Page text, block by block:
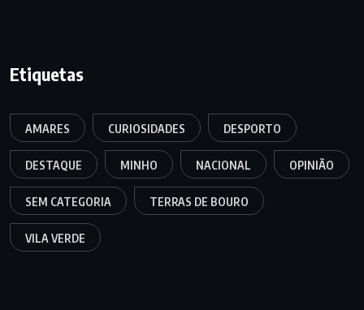
Etiquetas
AMARES CURIOSIDADES DESPORTO
DESTAQUE MINHO NACIONAL OPINIÃO
SEM CATEGORIA TERRAS DE BOURO
VILA VERDE